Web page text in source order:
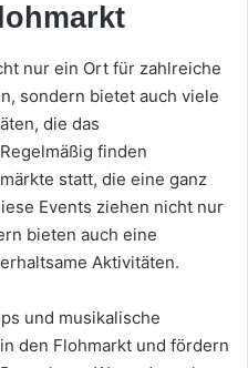
nur ein Ort für zahlreiche
sondern bietet auch viele
die das
finden
statt, die eine ganz
Events ziehen nicht nur
bieten auch eine
Aktivitäten.
und musikalische
den Flohmarkt und fördern